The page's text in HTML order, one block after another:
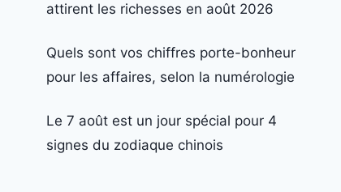
attirent les richesses en août 2026
Quels sont vos chiffres porte-bonheur
pour les affaires, selon la numérologie
Le 7 août est un jour spécial pour 4
signes du zodiaque chinois